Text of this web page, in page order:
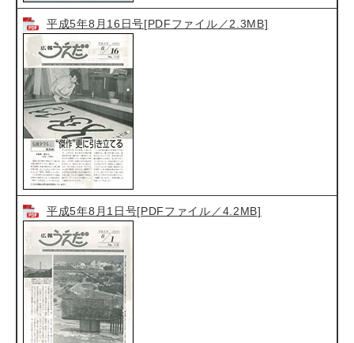
平成5年8月16日号[PDFファイル／2.3MB]
平成5年8月1日号[PDFファイル／4.2MB]